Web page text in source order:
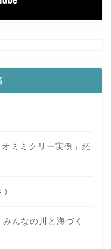
ミミクリー実例」紹
んなの川と海づく